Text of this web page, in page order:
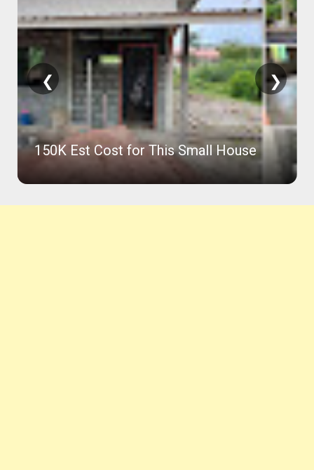
6x8 m Small Bahay House with
Roofdeck & Plan
❮ ❯